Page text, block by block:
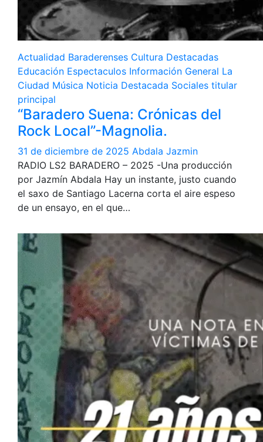
Actualidad Baraderenses Cultura Destacadas
Educación Espectaculos Información General La
Ciudad Música Noticia Destacada Sociales titular
principal
“Baradero Suena: Crónicas del
Rock Local”-Magnolia.
31 de diciembre de 2025 Abdala Jazmin
RADIO LS2 BARADERO – 2025 -Una producción
por Jazmín Abdala Hay un instante, justo cuando
el saxo de Santiago Lacerna corta el aire espeso
de un ensayo, en el que…